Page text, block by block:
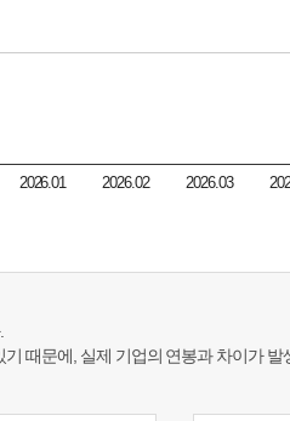
2026.01 2026.02 2026.03
때문에, 실제 기업의 연봉과 차이가 발